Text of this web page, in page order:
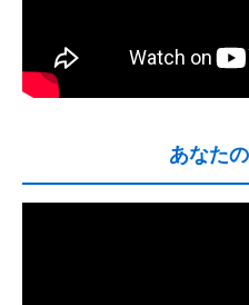
あなた